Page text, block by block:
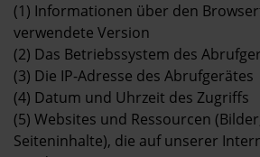
(1) Informationen über den
verwendete Version
(2) Das Betriebssystem des
(3) Die IP-Adresse des Abrufgerätes
(4) Datum und Uhrzeit des Zugriffs
(5) Websites und Ressourcen
Seiteninhalte), die auf unserer